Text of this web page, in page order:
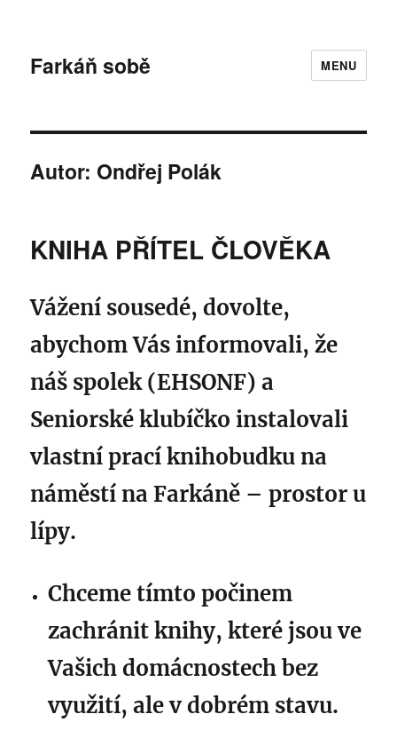
Farkáň sobě MENU
Autor: Ondřej Polák
KNIHA PŘÍTEL ČLOVĚKA
Vážení sousedé, dovolte,
abychom Vás informovali, že
náš spolek (EHSONF) a
Seniorské klubíčko instalovali
vlastní prací knihobudku na
náměstí na Farkáně – prostor u
lípy.
Chceme tímto počinem
zachránit knihy, které jsou ve
Vašich domácnostech bez
využití, ale v dobrém stavu.